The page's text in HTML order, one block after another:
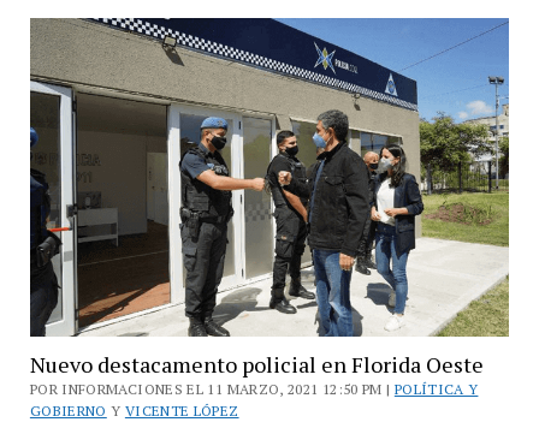
reunió
con
asociaciones
de
víctimas
de
violencia
de
género
Nuevo destacamento policial en Florida Oeste
POR INFORMACIONES EL 11 MARZO, 2021 12:50 PM | POLÍTICA Y
GOBIERNO Y VICENTE LÓPEZ